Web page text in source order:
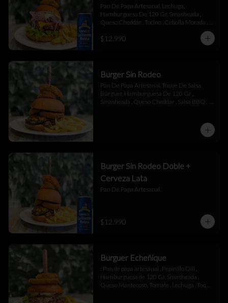
Pan De Papa Artesanal, Lechuga,
Hamburguesa De 120 Gr, Smasheada ,
Queso Cheddar , Tocino , Cebolla Morada ,
$12.990
Burger Sin Rodeo
Pan De Papa Artesanal, Toque De Salsa
Búrguer, Hamburguesa De 120 Gr ,
Smasheada , Queso Cheddar , Salsa BBQ ,
Burger Sin Rodeo Doble +
Cerveza Lata
Pan De Papa Artesanal.
$12.990
Burguer Echeñique
: Pan de papa artesanal , Pepinillo Dill ,
Hamburguesa de 120 Gr, Smasheada ,
Queso Mantecoso, Tomate , Lechuga , Toque